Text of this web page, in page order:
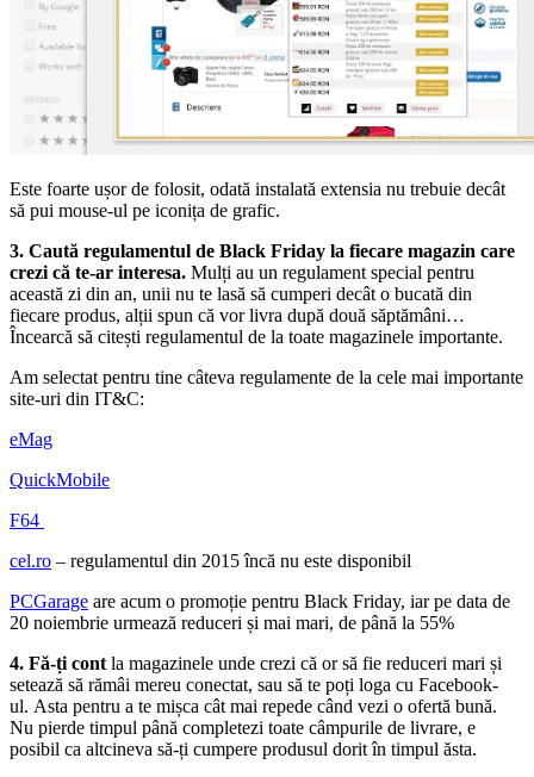
Este foarte ușor de folosit, odată instalată extensia nu trebuie decât
să pui mouse-ul pe iconița de grafic.
3. Caută regulamentul de Black Friday la fiecare magazin care
crezi că te-ar interesa. Mulți au un regulament special pentru
această zi din an, unii nu te lasă să cumperi decât o bucată din
fiecare produs, alții spun că vor livra după două săptămâni…
Încearcă să citești regulamentul de la toate magazinele importante.
Am selectat pentru tine câteva regulamente de la cele mai importante
site-uri din IT&C:
eMag
QuickMobile
F64
cel.ro – regulamentul din 2015 încă nu este disponibil
PCGarage are acum o promoție pentru Black Friday, iar pe data de
20 noiembrie urmează reduceri și mai mari, de până la 55%
4. Fă-ți cont la magazinele unde crezi că or să fie reduceri mari și
setează să rămâi mereu conectat, sau să te poți loga cu Facebook-
ul. Asta pentru a te mișca cât mai repede când vezi o ofertă bună.
Nu pierde timpul până completezi toate câmpurile de livrare, e
posibil ca altcineva să-ți cumpere produsul dorit în timpul ăsta.